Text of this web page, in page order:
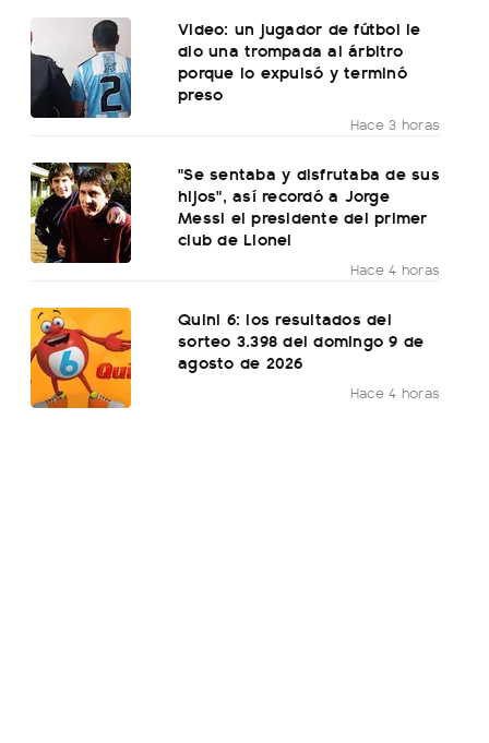
Video: un jugador de fútbol le
dio una trompada al árbitro
porque lo expulsó y terminó
preso
Hace 3 horas
"Se sentaba y disfrutaba de sus
hijos", así recordó a Jorge
Messi el presidente del primer
club de Lionel
Hace 4 horas
Quini 6: los resultados del
sorteo 3.398 del domingo 9 de
agosto de 2026
Hace 4 horas